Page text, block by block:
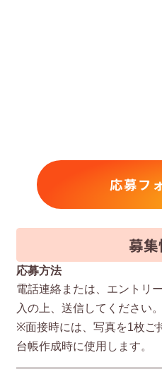
応募フ
募
応募方法
電話連絡または、エントリ
⼊の上、送信してください。
※⾯接時には、写真を1枚ご
台帳作成時に使⽤します。